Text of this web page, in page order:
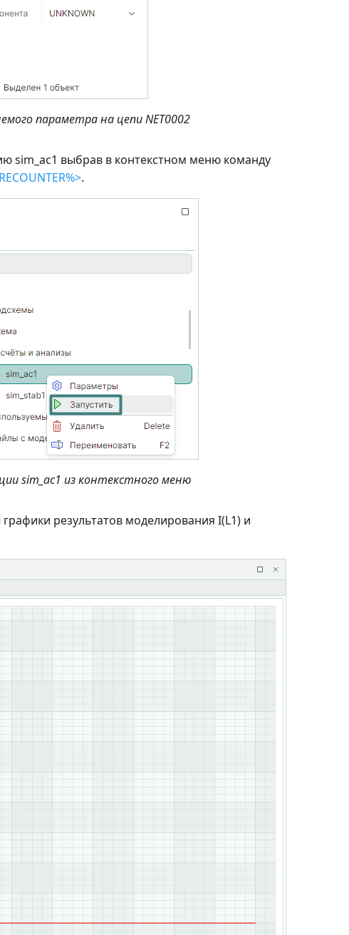
параметра на цепи NET0002
sim_ac1 выбрав в контекстном меню команду
>.
sim_ac1 из контекстного меню
результатов моделирования I(L1) и